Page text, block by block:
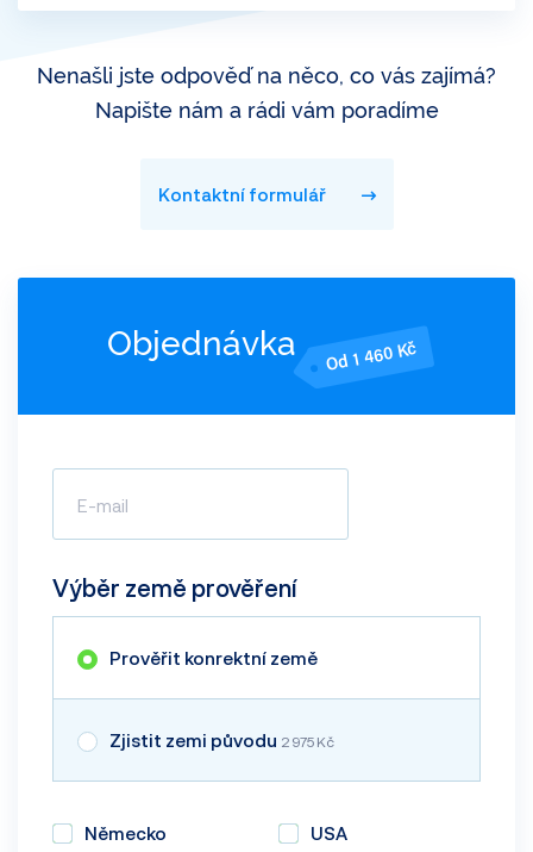
s ražbou VIN, nebo jinými identifikátory vozidla,
doporučujeme podstoupit fyzickou kontrolu VIN
Nenašli jste odpověď na něco, co vás zajímá?
Napište nám a rádi vám poradíme
Kontaktní formulář
Objednávka Od 1 460 Kč
Výběr země prověření
Prověřit konrektní země
Zjistit zemi původu 2 975 Kč
Německo USA